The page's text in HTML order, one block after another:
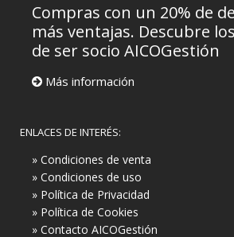
Compras con un 20% de
más ventajas. Descubre
de ser socio AICOGestión
Más información
ENLACES DE INTERÉS:
» Condiciones de venta
» Condiciones de uso
» Política de Privacidad
» Política de Cookies
» Contacto AICOGestión